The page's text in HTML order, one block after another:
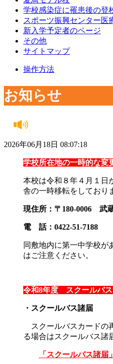
学校感染症に罹患後の登
スポーツ振興センター医
新入学予定者のページ
その他
サイトマップ
操作方法
お知らせ
2026年06月18日 08:07:18
学校所在地の一時的な変
本校は令和８年４月１日
舎の一時移転をしており
現住所：〒180-0006 武
電 話：0422-51-7188
同敷地内に第一中学校が
はご注意ください。
令和8年度 スクールバス
・スクールバス諸届
スクールバスカードの
る場合はスクールバス諸
「スクールバス諸届」